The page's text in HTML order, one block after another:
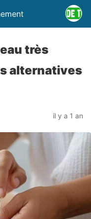
très
alternatives
il y a 1 an